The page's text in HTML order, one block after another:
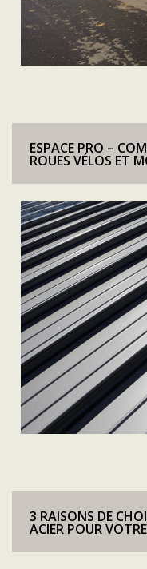
ESPACE PRO –
ROUES VÉLOS ET
3 RAISONS DE
ACIER POUR